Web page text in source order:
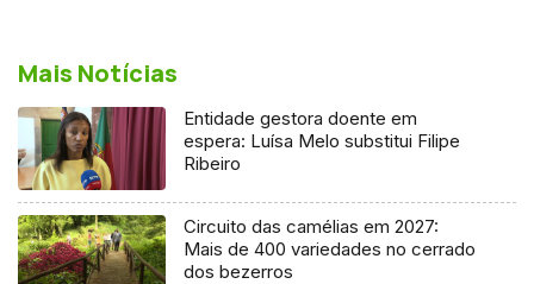
Mais Notícias
Entidade gestora doente em
espera: Luísa Melo substitui Filipe
Ribeiro
Circuito das camélias em 2027:
Mais de 400 variedades no cerrado
dos bezerros